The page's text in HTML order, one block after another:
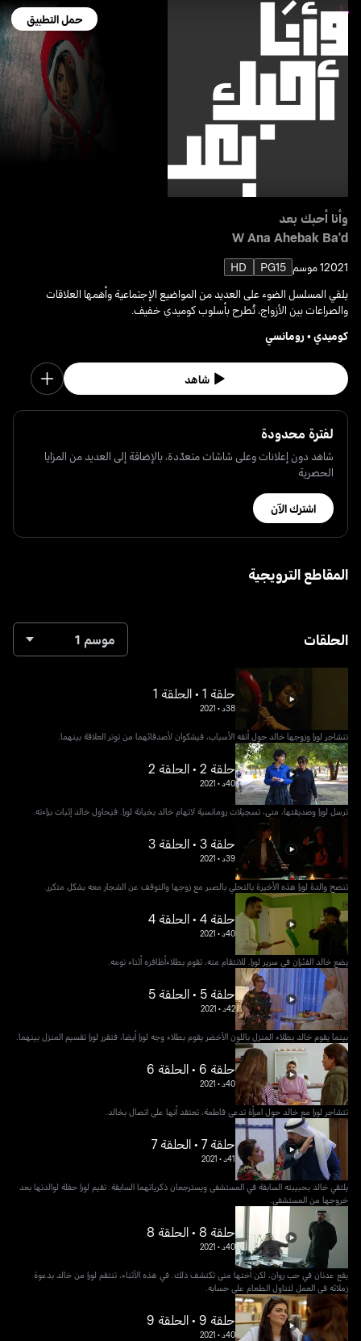
حمل التطبيق
وأنا أحبك بعد
W Ana Ahebak Ba'd
20211 موسم PG15
HD
يلقي المسلسل الضوء على العديد من المواضيع الإجتماعية وأهمها العلاقات
والصراعات بين الأزواج، تُطرح بأسلوب كوميدي خفيف.
كوميدي•رومانسي
شاهد
لفترة محدودة
شاهد دون إعلانات وعلى شاشات متعدّدة، بالإضافة إلى العديد من المزايا
الحصرية
اشترك الآن
المقاطع الترويجية
الحلقات موسم 1
حلقة 1 • الحلقة 1
38د •
2021
تتشاجر لورا وزوجها خالد حول أتفه الأسباب، فيشكوان لأصدقائهما من توتر العلاقة بينهما.
حلقة 2 • الحلقة 2
40د •
2021
ترسل لورا وصديقتها، منى، تسجيلات رومانسية لاتهام خالد بخيانة لورا. فيحاول خالد إثبات براءته.
حلقة 3 • الحلقة 3
39د •
2021
تنصح والدة لورا هذه الأخيرة بالتحلي بالصبر مع زوجها والتوقف عن الشجار معه بشكل متكرر.
حلقة 4 • الحلقة 4
40د •
2021
يضع خالد الفئران في سرير لورا. للانتقام منه، تقوم بطلاءأظافره أثناء نومه.
حلقة 5 • الحلقة 5
42د •
2021
بينما يقوم خالد بطلاء المنزل باللون الأخضر يقوم بطلاء وجه لورا أيضا، فتقرر لورا تقسيم المنزل بينهما.
حلقة 6 • الحلقة 6
40د •
2021
تتشاجر لورا مع خالد حول امرأة تدعى فاطمة، تعتقد أنها على اتصال بخالد.
حلقة 7 • الحلقة 7
41د •
2021
يلتقي خالد بحبيبته السابقة في المستشفى ويسترجعان ذكرياتهما السابقة. تقيم لورا حفلة لوالدتها بعد
خروجها من المستشفى.
حلقة 8 • الحلقة 8
40د •
2021
يقع عدنان في حب روان، لكن أختها منى تكتشف ذلك. في هذه الأثناء، تنتقم لورا من خالد بدعوة
زملائه في العمل لتناول الطعام على حسابه.
حلقة 9 • الحلقة 9
40د •
2021